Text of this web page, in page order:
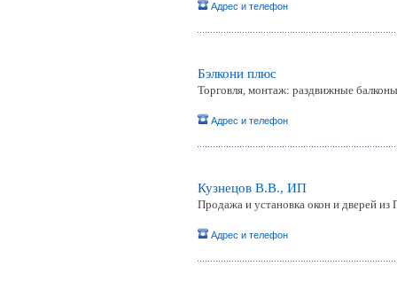
Адрес и телефон
Бэлкони плюс
Торговля, монтаж: раздвижные
Адрес и телефон
Кузнецов В.В., ИП
Продажа и установка окон и дверей
Адрес и телефон